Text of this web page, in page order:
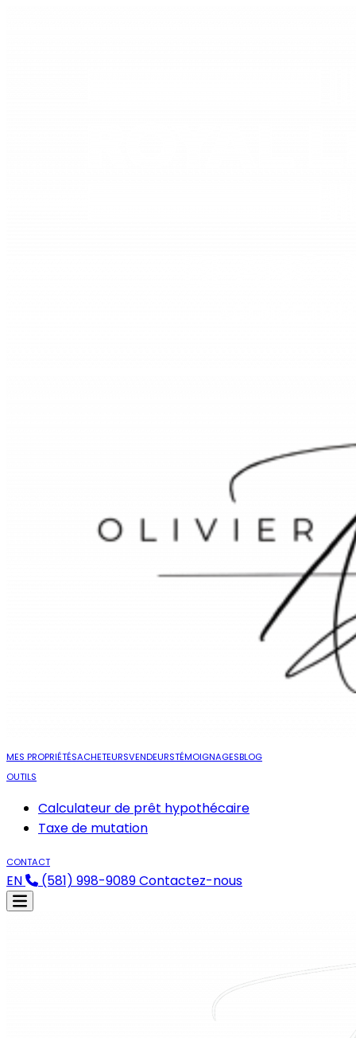
MES PROPRIÉTÉSACHETEURSVENDEURSTÉMOIGNAGESBLOG
OUTILS
Calculateur de prêt hypothécaire
Taxe de mutation
CONTACT
EN (581) 998-9089Contactez-nous